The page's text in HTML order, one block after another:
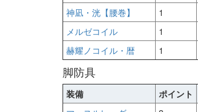
神凪・洸【腰巻】
1
メルゼコイル
1
赫耀ノコイル・暦
1
脚防具
装備 ポイント